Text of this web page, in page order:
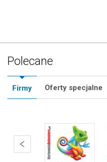
Polecane
Firmy Oferty specjalne